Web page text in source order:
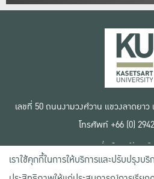
เลขที่ 50 ถนนงามวงศ์วาน แขวงลาดยา
โทรศัพท์ +66 (0)
เงื่อนไขการใช้งานเ
ข้อตกลงด้านสิทธิ์ใ
นโยบายความเป็นส่
เราใช้คุกกี้ในการให้บริการและปรับปรุงบ